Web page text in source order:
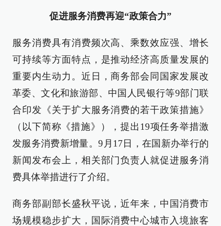
促进服务消费再迎“政策合力”
服务消费具有消费频次高、乘数效应强、增长
可持续等方面特点，是推动经济高质量发展的
重要内生动力。近日，商务部会同国家发展改
革委、文化和旅游部、中国人民银行等9部门联
合印发《关于扩大服务消费的若干政策措施》
（以下简称《措施》），提出19项任务举措激
发服务消费新增量。9月17日，在国新办举行的
新闻发布会上，相关部门负责人就促进服务消
费具体举措进行了介绍。
商务部副部长盛秋平说，近年来，中国消费市
场规模稳步扩大，国际消费中心城市入境旅客